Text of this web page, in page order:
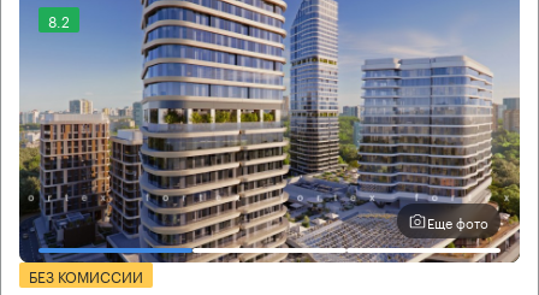
8.2
Еще фото
БЕЗ КОМИССИИ